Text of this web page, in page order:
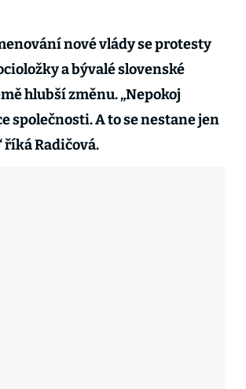
nové vlády se protesty
a bývalé slovenské
hlubší změnu. „Nepokoj
společnosti. A to se nestane jen
Radičová.